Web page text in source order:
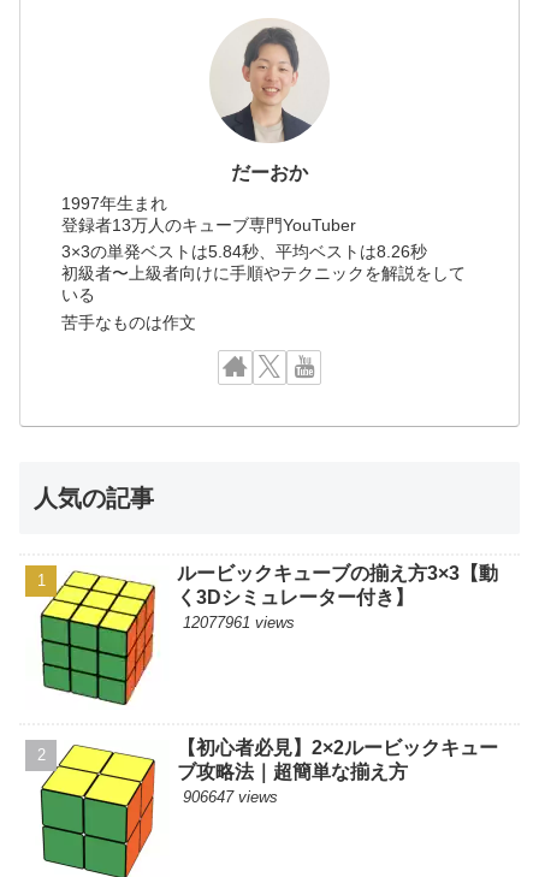
だーおか
1997年生まれ
登録者13万人のキューブ専門YouTuber
3×3の単発ベストは5.84秒、平均ベストは8.26秒
初級者〜上級者向けに手順やテクニックを解説をして
いる
苦手なものは作文
人気の記事
ルービックキューブの揃え方3×3【動
く3Dシミュレーター付き】
12077961 views
【初心者必見】2×2ルービックキュー
ブ攻略法｜超簡単な揃え方
906647 views